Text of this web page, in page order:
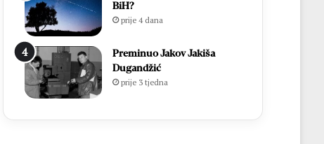
BiH?
prije 4 dana
Preminuo Jakov Jakiša
Dugandžić
prije 3 tjedna